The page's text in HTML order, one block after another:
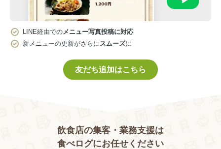
LINE経由でのメニュー写真投稿に対応
新メニューの更新がさらにスムーズに
友だち追加はこちら
飲食店の集客・業務支援は
食べログにお任せください